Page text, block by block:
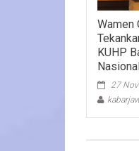
Wamen
KUHP
27